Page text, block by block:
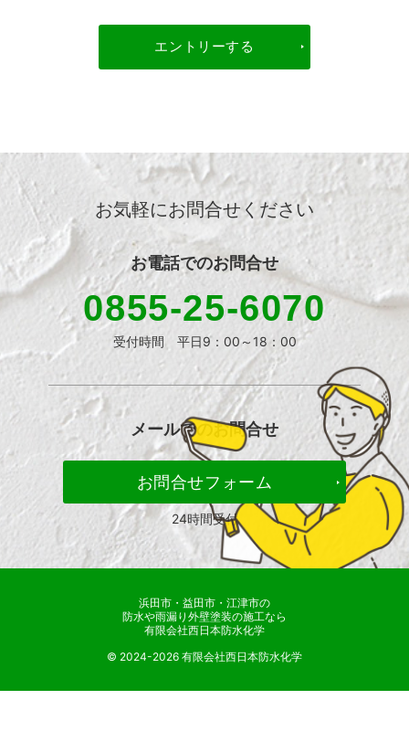
エントリーする
お気軽にお問合せください
お電話でのお問合せ
0855-25-6070
受付時間 平日9：00～18：00
メールでのお問合せ
お問合せフォーム
24時間受付
© 2024-2026 有限会社西日本防水化学
浜田市・益田市・江津市の
防水や雨漏り外壁塗装の施工なら
有限会社西日本防水化学